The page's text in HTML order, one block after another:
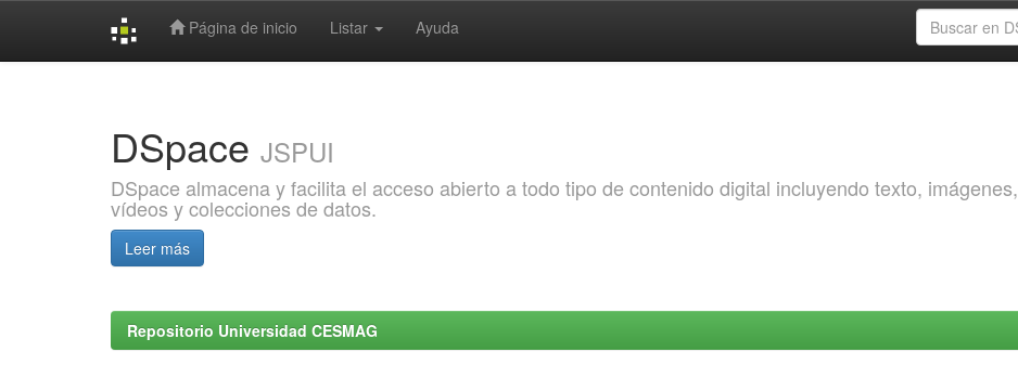
Página de inicio Listar Ayuda
DSpace JSPUI
DSpace almacena y facilita el acceso abierto a todo tipo de contenido digital incluyendo texto, imágenes,
vídeos y colecciones de datos.
Leer más
Repositorio Universidad CESMAG